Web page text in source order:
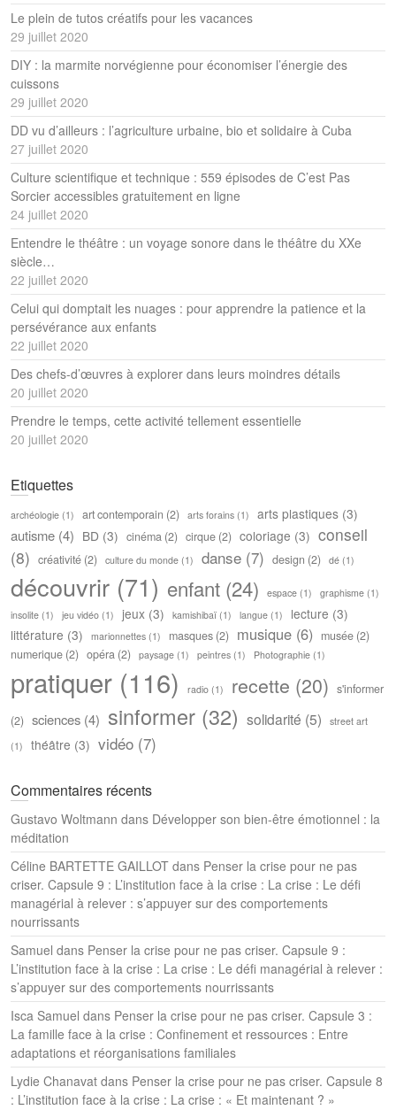
Le plein de tutos créatifs pour les vacances
29 juillet 2020
DIY : la marmite norvégienne pour économiser l’énergie des
cuissons
29 juillet 2020
DD vu d’ailleurs : l’agriculture urbaine, bio et solidaire à Cuba
27 juillet 2020
Culture scientifique et technique : 559 épisodes de C’est Pas
Sorcier accessibles gratuitement en ligne
24 juillet 2020
Entendre le théâtre : un voyage sonore dans le théâtre du XXe
siècle…
22 juillet 2020
Celui qui domptait les nuages : pour apprendre la patience et la
persévérance aux enfants
22 juillet 2020
Des chefs-d’œuvres à explorer dans leurs moindres détails
20 juillet 2020
Prendre le temps, cette activité tellement essentielle
20 juillet 2020
Etiquettes
archéologie (1) art contemporain (2) arts forains (1) arts plastiques (3)
autisme (4) BD (3) cinéma (2) cirque (2) coloriage (3) conseil
(8) créativité (2) culture du monde (1) danse (7) design (2) dé (1)
découvrir (71) enfant (24) espace (1) graphisme (1)
insolite (1) jeu vidéo (1) jeux (3) kamishibaï (1) langue (1) lecture (3)
littérature (3) marionnettes (1) masques (2) musique (6) musée (2)
numerique (2) opéra (2) paysage (1) peintres (1) Photographie (1)
pratiquer (116) radio (1) recette (20) s'informer
(2) sciences (4) sinformer (32) solidarité (5)
street art
(1)
théâtre (3) vidéo (7)
Commentaires récents
Gustavo Woltmann dans Développer son bien-être émotionnel : la
méditation
Céline BARTETTE GAILLOT dans Penser la crise pour ne pas
criser. Capsule 9 : L’institution face à la crise : La crise : Le défi
managérial à relever : s’appuyer sur des comportements
nourrissants
Samuel dans Penser la crise pour ne pas criser. Capsule 9 :
L’institution face à la crise : La crise : Le défi managérial à relever :
s’appuyer sur des comportements nourrissants
Isca Samuel dans Penser la crise pour ne pas criser. Capsule 3 :
La famille face à la crise : Confinement et ressources : Entre
adaptations et réorganisations familiales
Lydie Chanavat dans Penser la crise pour ne pas criser. Capsule 8
: L’institution face à la crise : La crise : « Et maintenant ? »